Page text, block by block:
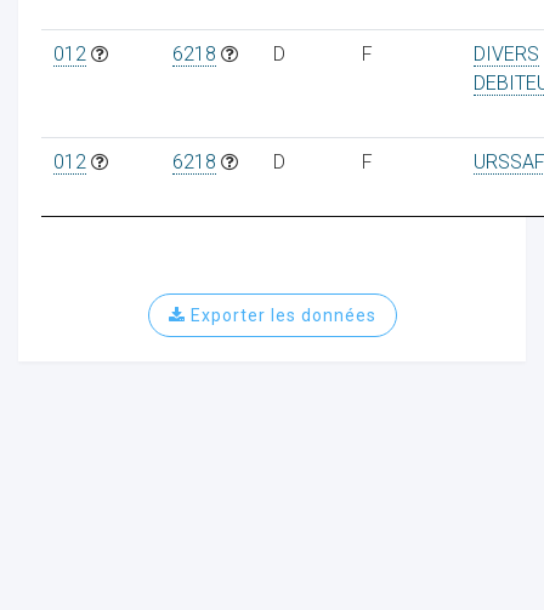
012 6218 D F
DIVERS
012 6218 D F
Exporter les données